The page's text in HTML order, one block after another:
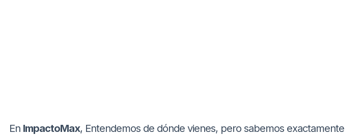
En ImpactoMax, Entendemos de dónde vienes, pero sabemos exactamente